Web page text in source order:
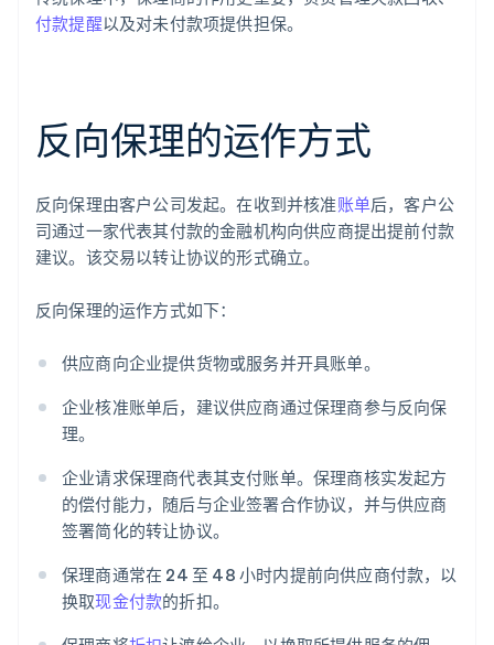
付款提醒以及对未付款项提供担保。
反向保理的运作方式
反向保理由客户公司发起。在收到并核准账单后，客户公
司通过一家代表其付款的金融机构向供应商提出提前付款
建议。该交易以转让协议的形式确立。
反向保理的运作方式如下：
供应商向企业提供货物或服务并开具账单。
企业核准账单后，建议供应商通过保理商参与反向保
理。
企业请求保理商代表其支付账单。保理商核实发起方
的偿付能力，随后与企业签署合作协议，并与供应商
签署简化的转让协议。
保理商通常在 24 至 48 小时内提前向供应商付款，以
换取现金付款的折扣。